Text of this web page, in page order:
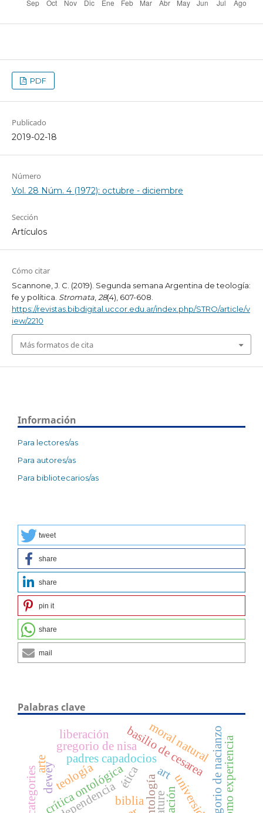
PDF
Publicado
2019-02-18
Número
Vol. 28 Núm. 4 (1972): octubre - diciembre
Sección
Artículos
Cómo citar
Scannone, J. C. (2019). Segunda semana Argentina de teología:
fe y política. Stromata,28(4), 607-608.
https://revistas.bibdigital.uccor.edu.ar/index.php/STRO/article/v
iew/2210
Más formatos de cita
Información
Para lectores/as
Para autores/as
Para bibliotecarios/as
tweet
share
share
pin it
share
mail
Palabras clave
biblia
teología ontología
padres capadociosbasilio de cesarea
gregorio de nisa gregorio de nacianzo
dependencia
crítica ontológica
liberación
ética universidad
moral natural
dewey
arte art
nature